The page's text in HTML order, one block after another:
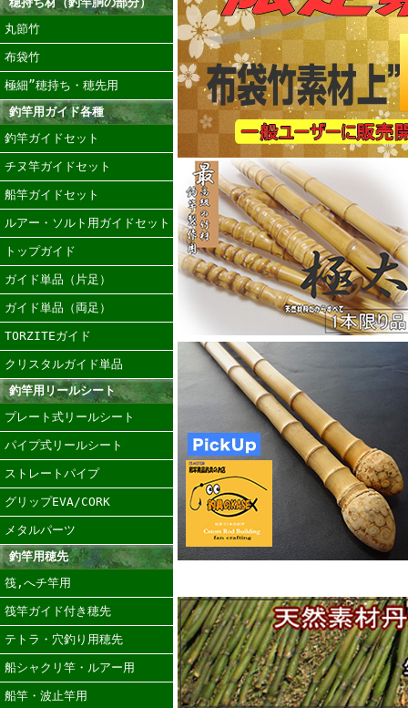
丸節竹
布袋竹
極細”穂持ち・穂先用
釣竿用ガイド各種
釣竿ガイドセット
チヌ竿ガイドセット
船竿ガイドセット
ルアー・ソルト用ガイドセット
トップガイド
ガイド単品（片足）
ガイド単品（両足）
TORZITEガイド
クリスタルガイド単品
釣竿用リールシート
プレート式リールシート
パイプ式リールシート
ストレートパイプ
グリップEVA/CORK
メタルパーツ
釣竿用穂先
筏,へチ竿用
筏竿ガイド付き穂先
テトラ・穴釣り用穂先
船シャクリ竿・ルアー用
船竿・波止竿用